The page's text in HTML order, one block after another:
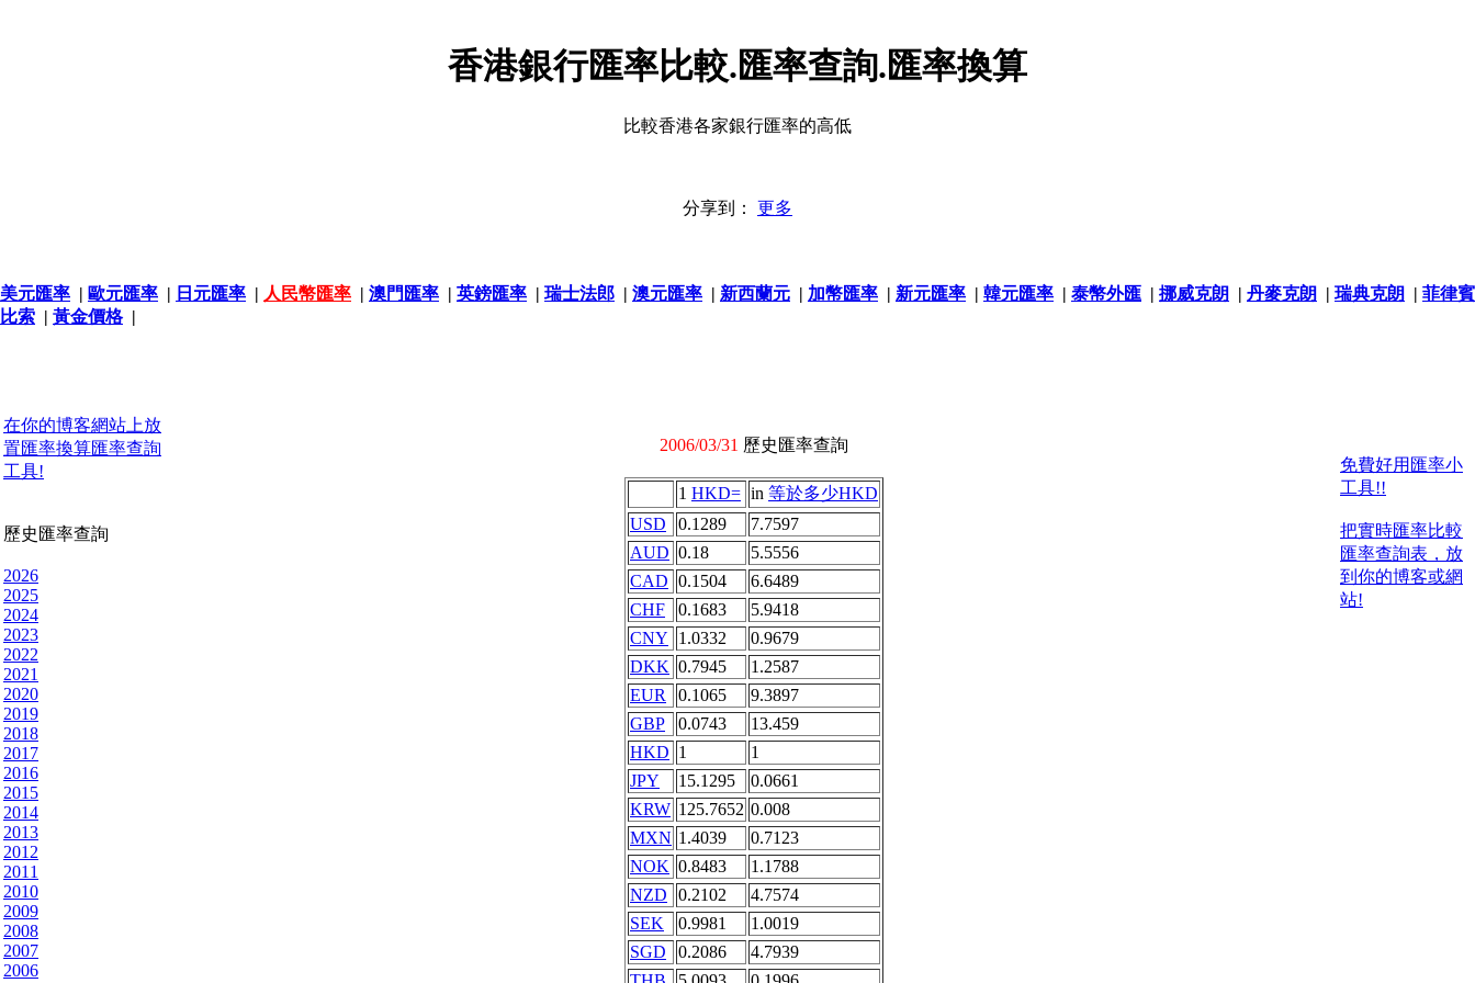
香港銀行匯率比較.匯率查詢.匯率換算
比較香港各家銀行匯率的高低
分享到： 更多
美元匯率 | 歐元匯率 | 日元匯率 | 人民幣匯率 | 澳門匯率 | 英鎊匯率 | 瑞士法郎 | 澳元匯率 | 新西蘭元 | 加幣匯率 | 新元匯率 | 韓元匯率 | 泰幣外匯 | 挪威克朗 | 丹麥克朗 | 瑞典克朗 | 菲律賓
比索 | 黃金價格|
在你的博客網站上放
置匯率換算匯率查詢
工具!
歷史匯率查詢
2026
2025
2024
2023
2022
2021
2020
2019
2018
2017
2016
2015
2014
2013
2012
2011
2010
2009
2008
2007
2006
2006/03/31 歷史匯率查詢
1 HKD= in 等於多少HKD
USD
0.1289
7.7597
AUD 0.18
5.5556
CAD 0.1504
6.6489
CHF
0.1683
5.9418
CNY
1.0332
0.9679
DKK 0.7945
1.2587
EUR
0.1065
9.3897
GBP
0.0743
13.459
HKD 1
1
JPY
15.1295
0.0661
KRW 125.7652 0.008
MXN 1.4039
0.7123
NOK 0.8483
1.1788
NZD
0.2102
4.7574
SEK
0.9981
1.0019
SGD
0.2086
4.7939
免費好用匯率小
工具!!
把實時匯率比較
匯率查詢表，放
到你的博客或網
站!